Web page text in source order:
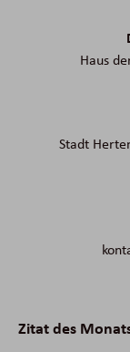
Haus
Stadt
Zitat des